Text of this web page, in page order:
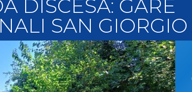
Line
Tesseramento
DISCESA: GARE
SAN GIORGIO